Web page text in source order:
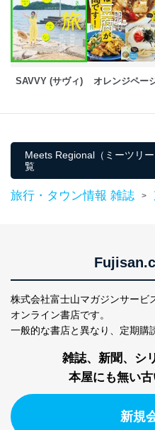
設定しています。
個人情報保護マネジメント
当社は、内部監査及びマ
善し、常に最良の状態を
ステムに関するご相談及
絡ください。
適切、かつ迅速に対応さ
株式会社富士山マガジン
cs@fujisan.co.jp
改訂：2025年2月20日
株式会社富士山マガジン
代表取締役会長 西野 伸一
１．個人情報保護管理者
当社は以下の個人情報保
護管理者の責任のもと、
用・提供・管理いたしま
SAVVY (サヴィ) オレンジペー
Meets Regional（ミーツリ
覧
旅行・タウン情報 雑誌 >
株式会社富士山マガジンサービ
オンライン書店です。
一般的な書店と異なり、 定期購
雑誌、新聞、シ
本屋にも無い古
新規